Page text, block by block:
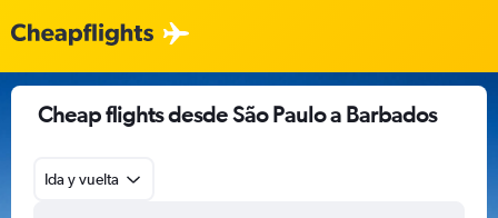
Cheap flights desde São Paulo a Barbados
Ida y vuelta